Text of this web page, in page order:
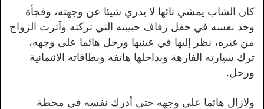
كان الشاب يمشي تائها لا يدري شيئا عن وجهته، وفجأة
وجد نفسه في حفل زفاف حبيبته التي تركته وآثرت الزواج
من غيره، نظر إليها في عينيها ورحل هائما على وجهه،
ترك سيارته الفارهة وبداخلها هاتفه وبطاقاته الائتمانية
ورحل.
ولازال هائما على وجهه حتى أدرك نفسه في محطة